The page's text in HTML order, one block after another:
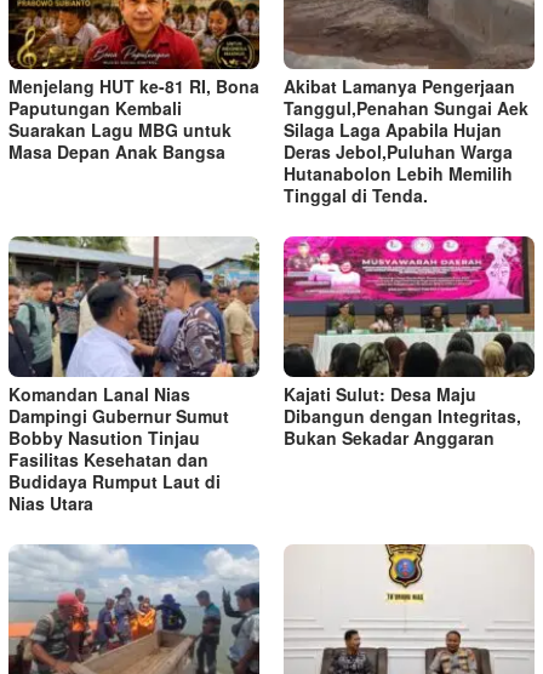
Menjelang HUT ke-81 RI, Bona
Paputungan Kembali
Suarakan Lagu MBG untuk
Masa Depan Anak Bangsa
Akibat Lamanya Pengerjaan
Tanggul,Penahan Sungai Aek
Silaga Laga Apabila Hujan
Deras Jebol,Puluhan Warga
Hutanabolon Lebih Memilih
Tinggal di Tenda.
Komandan Lanal Nias
Dampingi Gubernur Sumut
Bobby Nasution Tinjau
Fasilitas Kesehatan dan
Budidaya Rumput Laut di
Nias Utara
Kajati Sulut: Desa Maju
Dibangun dengan Integritas,
Bukan Sekadar Anggaran